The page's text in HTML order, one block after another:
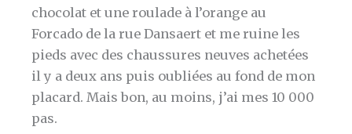
chocolat et une roulade à l’orange au
Forcado de la rue Dansaert et me ruine les
pieds avec des chaussures neuves achetées
il y a deux ans puis oubliées au fond de mon
placard. Mais bon, au moins, j’ai mes 10 000
pas.